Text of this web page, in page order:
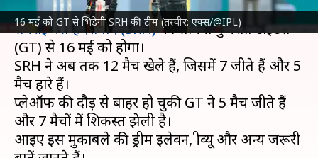
16 मई को GT से भिड़ेगी SRH की टीम (तस्वीर: एक्स/@IPL)
इंडियन प्रीमियर लीग (IPL) 2024के 66वें मैच में
सनराइजर्स हैदराबाद (SRH)का सामना गुजरात टाइटंस
(GT) से 16 मई को होगा।
SRH ने अब तक 12 मैच खेले हैं, जिसमें 7 जीते हैं और 5
मैच हारे हैं।
प्लेऑफ की दौड़ से बाहर हो चुकी GT ने 5 मैच जीते हैं
और 7 मैचों में शिकस्त झेली है।
आइए इस मुकाबले की ड्रीम इलेवन, प्रीव्यू और अन्य जरूरी